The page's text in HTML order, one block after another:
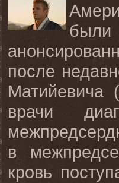
были
после
Матийевича
врачи
в
кровь